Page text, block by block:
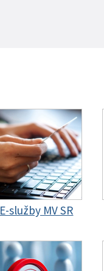
E-služby MV SR